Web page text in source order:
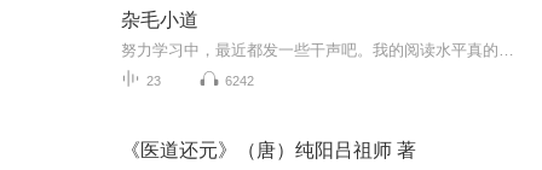
杂毛小道
23 6242
《医道还元》（唐）纯阳吕祖师 著